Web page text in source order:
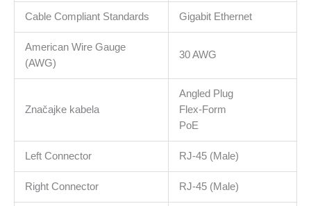
Cable Compliant Standards Gigabit Ethernet
American Wire Gauge
(AWG)
30 AWG
Značajke kabela
Angled Plug
Flex-Form
PoE
Left Connector RJ-45 (Male)
Right Connector RJ-45 (Male)